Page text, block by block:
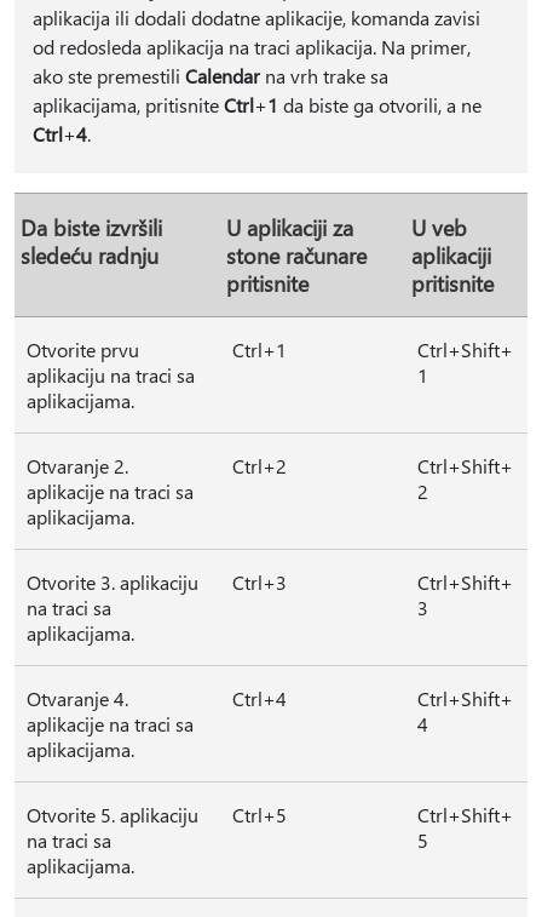
aplikacija ili dodali dodatne aplikacije, komanda zavisi
od redosleda aplikacija na traci aplikacija. Na primer,
ako ste premestili Calendarna vrh trake sa
aplikacijama, pritisniteCtrl+1 da biste ga otvorili, a ne
Ctrl+4.
Da biste izvršili
sledeću radnju
U aplikaciji za
stone računare
pritisnite
U veb
aplikaciji
pritisnite
Otvorite prvu
aplikaciju na traci sa
aplikacijama.
Ctrl+1
Ctrl+Shift+
1
Otvaranje 2.
aplikacije na traci sa
aplikacijama.
Ctrl+2
Ctrl+Shift+
2
Otvorite 3. aplikaciju
na traci sa
aplikacijama.
Ctrl+3
Ctrl+Shift+
3
Otvaranje 4.
aplikacije na traci sa
aplikacijama.
Ctrl+4
Ctrl+Shift+
4
Otvorite 5. aplikaciju
na traci sa
aplikacijama.
Ctrl+5
Ctrl+Shift+
5